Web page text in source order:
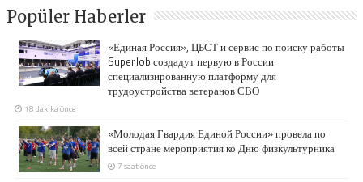
Popüler Haberler
«Единая Россия», ЦБСТ и сервис по поиску работы
SuperJob создадут первую в России
специализированную платформу для
трудоустройства ветеранов СВО
18 dakika önce
«Молодая Гвардия Единой России» провела по
всей стране мероприятия ко Дню физкультурника
7 saat önce